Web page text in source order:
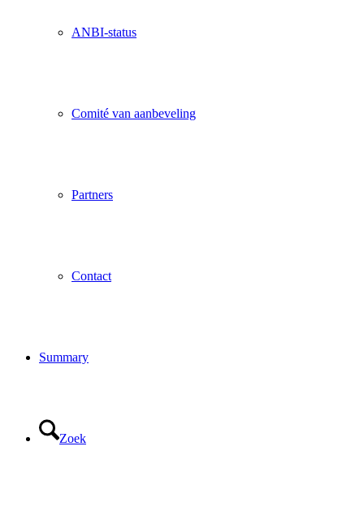
ANBI-status
Comité van aanbeveling
Partners
Contact
Summary
Zoek